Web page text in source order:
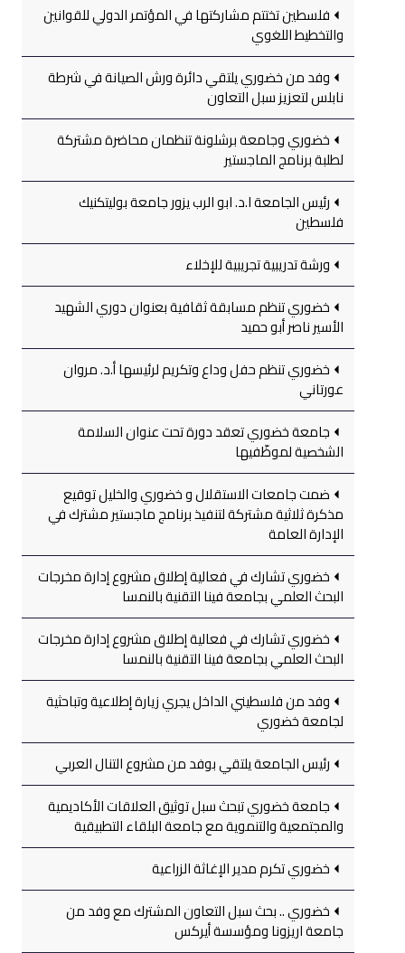
فلسطين تختتم مشاركتها في المؤتمر الدولي للقوانين
والتخطيط اللغوي
وفد من خضوري يلتقي دائرة ورش الصيانة في شرطة
نابلس لتعزيز سبل التعاون
خضوري وجامعة برشلونة تنظمان محاضرة مشتركة
لطلبة برنامج الماجستير
رئيس الجامعة ا.د. ابو الرب يزور جامعة بوليتكنيك
فلسطين
ورشة تدريبية تجريبية للإخلاء
خضوري تنظم مسابقة ثقافية بعنوان دوري الشهيد
الأسير ناصر أبو حميد
خضوري تنظم حفل وداع وتكريم لرئيسها أ.د. مروان
عورتاني
جامعة خضوري تعقد دورة تحت عنوان السلامة
الشخصية لموظّفيها
ضمت جامعات الاستقلال و خضوري والخليل توقيع
مذكرة ثلاثية مشتركة لتنفيذ برنامج ماجستير مشترك في
الإدارة العامة
خضوري تشارك في فعالية إطلاق مشروع إدارة مخرجات
البحث العلمي بجامعة فينا التقنية بالنمسا
خضوري تشارك في فعالية إطلاق مشروع إدارة مخرجات
البحث العلمي بجامعة فينا التقنية بالنمسا
وفد من فلسطيني الداخل يجري زيارة إطلاعية وتباحثية
لجامعة خضوري
رئيس الجامعة يلتقي بوفد من مشروع التنال العربي
جامعة خضوري تبحث سبل توثيق العلاقات الأكاديمية
والمجتمعية والتنموية مع جامعة البلقاء التطبيقية
خضوري تكرم مدير الإغاثة الزراعية
خضوري .. بحث سبل التعاون المشترك مع وفد من
جامعة اريزونا ومؤسسة أيركس